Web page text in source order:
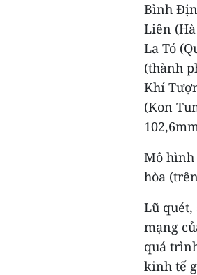
Bình
Liên
La Tó
(thành
Khí
(Kon
Mô hình
hòa
Lũ quét,
mạng
quá
kinh tế